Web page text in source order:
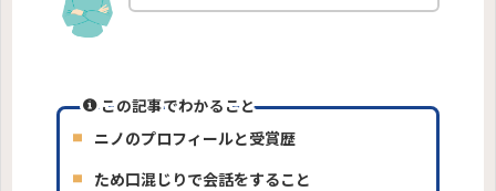
この記事でわかること
ニノのプロフィールと受賞歴
ため口混じりで会話をすること